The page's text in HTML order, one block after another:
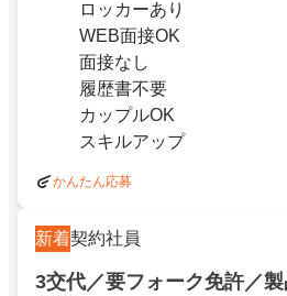
ロッカーあり
WEB面接OK
面接なし
履歴書不要
カップルOK
スキルアップ
かんたん応募
新着契約社員
3交代／要フォーク免許／